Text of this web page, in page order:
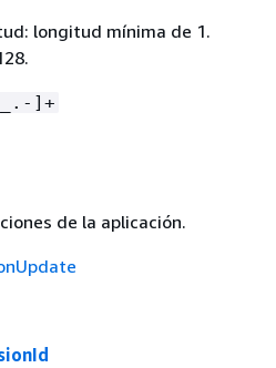
longitud mínima de 1.
]+
de la aplicación.